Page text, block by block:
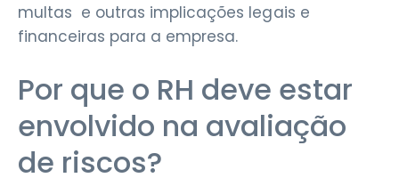
multas e outras implicações legais e
financeiras para a empresa.
Por que o RH deve estar
envolvido na avaliação
de riscos?